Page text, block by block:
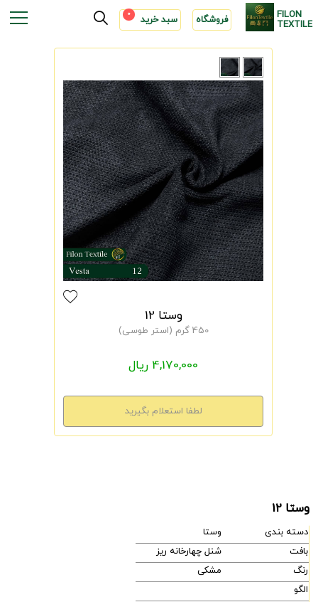
FILON
TEXTILE فروشگاه سبد خرید 0
وستا 12
450 گرم (استر طوسی)
4,170,000 ریال
وستا 12
دسته بندی
وستا
بافت
شنل چهارخانه ریز
رنگ
مشکی
الگو